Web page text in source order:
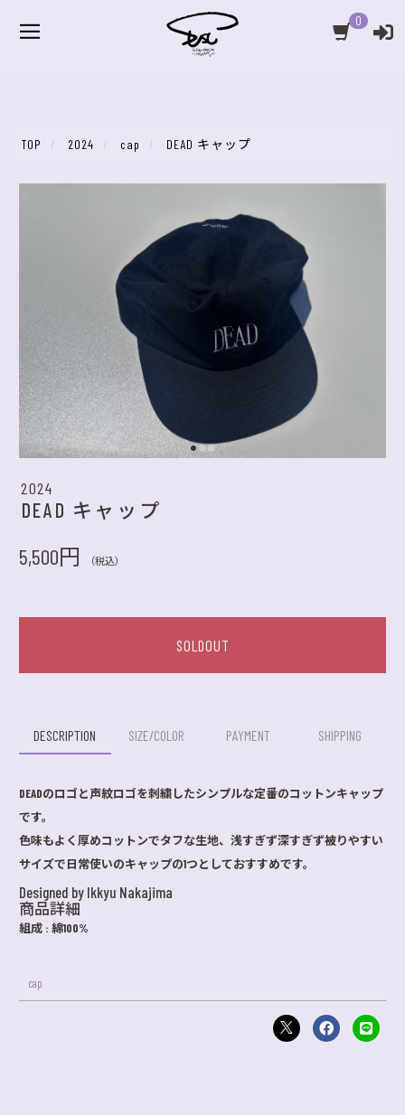
0
TOP 2024 cap DEAD キャップ
2024
DEAD キャップ
5,500円 （税込）
SOLDOUT
DESCRIPTION SIZE/COLOR PAYMENT SHIPPING
DEADのロゴと声紋ロゴを刺繍したシンプルな定番のコットンキャップ
です。
色味もよく厚めコットンでタフな生地、浅すぎず深すぎず被りやすい
サイズで日常使いのキャップの1つとしておすすめです。
Designed by Ikkyu Nakajima
商品詳細
組成 : 綿100%
cap